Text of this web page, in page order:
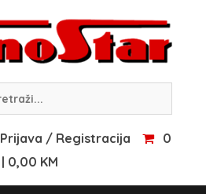
Prijava / Registracija
0
| 0,00 KM